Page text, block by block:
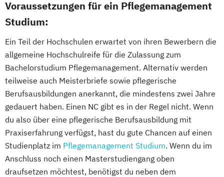
Voraussetzungen für ein Pflegemanagement
Studium:
Ein Teil der Hochschulen erwartet von ihren Bewerbern die
allgemeine Hochschulreife für die Zulassung zum
Bachelorstudium Pflegemanagement. Alternativ werden
teilweise auch Meisterbriefe sowie pflegerische
Berufsausbildungen anerkannt, die mindestens zwei Jahre
gedauert haben. Einen NC gibt es in der Regel nicht. Wenn
du also über eine pflegerische Berufsausbildung mit
Praxiserfahrung verfügst, hast du gute Chancen auf einen
Studienplatz im Pflegemanagement Studium. Wenn du im
Anschluss noch einen Masterstudiengang oben
draufsetzen möchtest, benötigst du neben dem